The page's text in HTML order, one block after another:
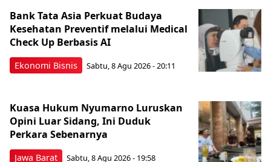
Ekonomi Bisnis
Bank Tata Asia Perkuat Budaya
Kesehatan Preventif melalui Medical
Check Up Berbasis AI
Sabtu, 8 Agu 2026 - 20:11
Jawa Barat
Kuasa Hukum Nyumarno Luruskan
Opini Luar Sidang, Ini Duduk
Perkara Sebenarnya ​
Sabtu, 8 Agu 2026 - 19:58